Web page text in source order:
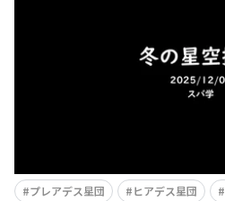
ーションにはStellariumと
プレアデス星団 ヒアデス星団